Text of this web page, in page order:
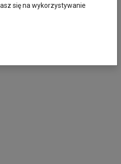
się na wykorzystywanie